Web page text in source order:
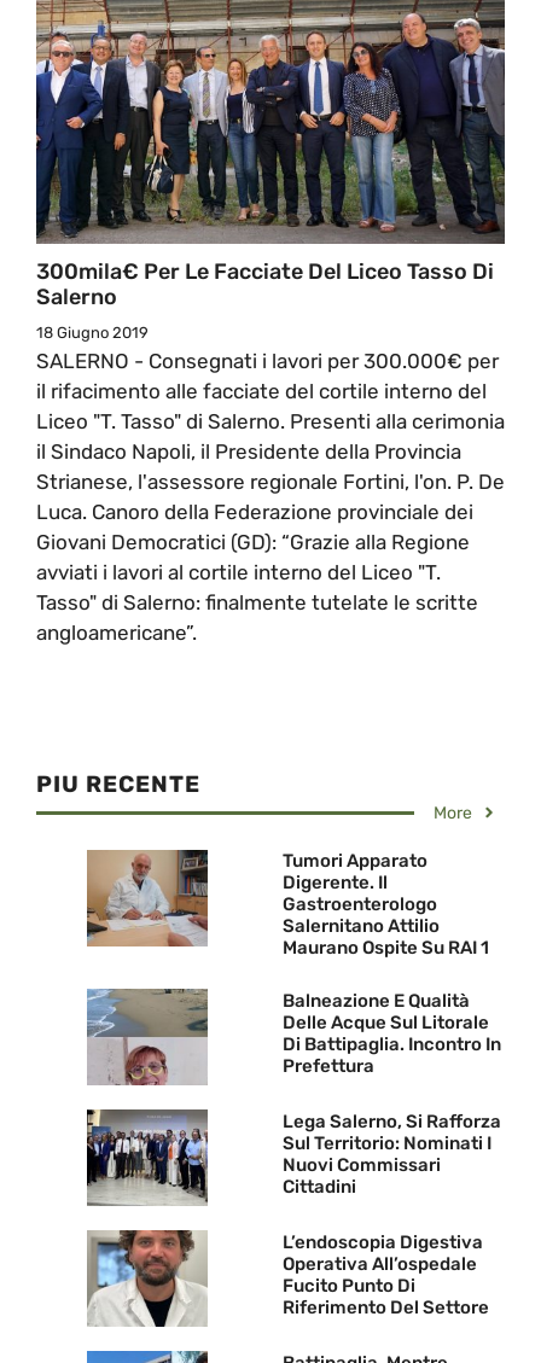
300mila€ Per Le Facciate Del Liceo Tasso Di
Salerno
18 Giugno 2019
SALERNO - Consegnati i lavori per 300.000€ per
il rifacimento alle facciate del cortile interno del
Liceo "T. Tasso" di Salerno. Presenti alla cerimonia
il Sindaco Napoli, il Presidente della Provincia
Strianese, l'assessore regionale Fortini, l'on. P. De
Luca. Canoro della Federazione provinciale dei
Giovani Democratici (GD): “Grazie alla Regione
avviati i lavori al cortile interno del Liceo "T.
Tasso" di Salerno: finalmente tutelate le scritte
angloamericane”.
PIU RECENTE
More
Tumori Apparato
Digerente. Il
Gastroenterologo
Salernitano Attilio
Maurano Ospite Su RAI 1
Balneazione E Qualità
Delle Acque Sul Litorale
Di Battipaglia. Incontro In
Prefettura
Lega Salerno, Si Rafforza
Sul Territorio: Nominati I
Nuovi Commissari
Cittadini
L’endoscopia Digestiva
Operativa All’ospedale
Fucito Punto Di
Riferimento Del Settore